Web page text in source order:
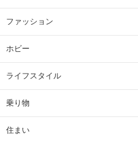
ファッション
ホビー
ライフスタイル
乗り物
住まい